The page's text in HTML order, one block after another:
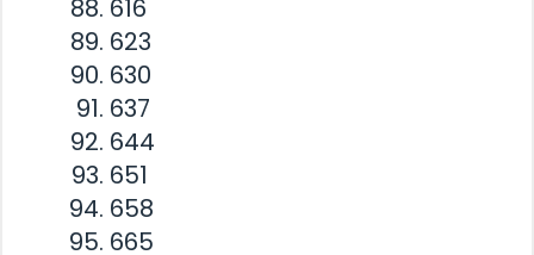
616
623
630
637
644
651
658
665